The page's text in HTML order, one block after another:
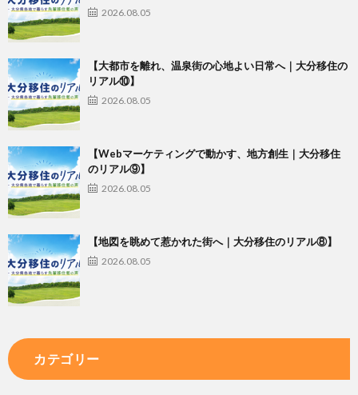
2026.08.05
【大都市を離れ、温泉街の心地よい日常へ｜大分移住の
リアル⑩】
2026.08.05
【Webマーケティングで動かす、地方創生｜大分移住
のリアル⑨】
2026.08.05
【地図を眺めて惹かれた街へ｜大分移住のリアル⑧】
2026.08.05
カテゴリー